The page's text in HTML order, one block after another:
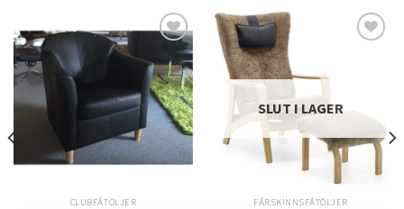
Lägg
till i
önskelistan
CLUBFÅTÖLJER
SLUT I LAGER
FÅRSKINNSFÅTÖLJER